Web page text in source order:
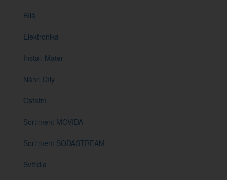
Bílá
Elektronika
Instal. Mater
Náhr. Díly
Ostatní
Sortiment MOVIDA
Sortiment SODASTREAM
Svítidla